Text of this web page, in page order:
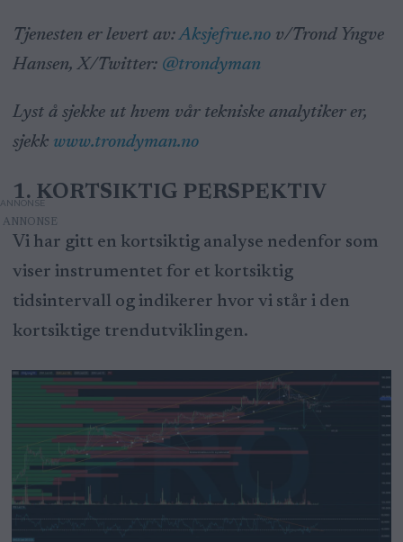
Tjenesten er levert av:Aksjefrue.nov/Trond Yngve
Hansen, X/Twitter: @trondyman
Lyst å sjekke ut hvem vår tekniske analytiker er,
sjekk www.trondyman.no
1. KORTSIKTIG PERSPEKTIV
ANNONSE
Vi har gitt en kortsiktig analyse nedenfor som
viser instrumentet for et kortsiktig
tidsintervall og indikerer hvor vi står i den
kortsiktige trendutviklingen.